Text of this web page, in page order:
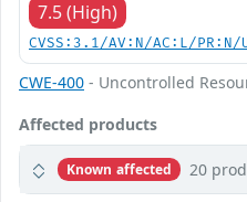
7.5 (High)
CVSS:3.1/AV:N/AC:L/
CWE-400 - Uncontrolled
Affected products
Known affected 20